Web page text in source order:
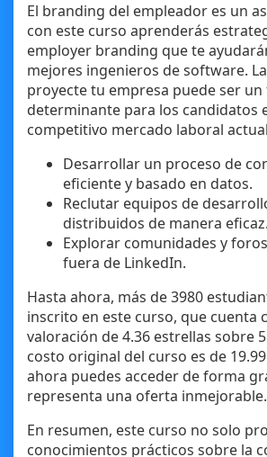
El branding del empleador es un
con este curso aprenderás
employer branding que te
mejores ingenieros de software.
proyecte tu empresa puede ser
determinante para los candidatos
competitivo mercado laboral
Desarrollar un proceso de
eficiente y basado en datos.
Reclutar equipos de
distribuidos de manera eficaz.
Explorar comunidades y
fuera de LinkedIn.
Hasta ahora, más de 3980
inscrito en este curso, que cuenta
valoración de 4.36 estrellas sobre
costo original del curso es de
ahora puedes acceder de forma
representa una oferta inmejorable.
En resumen, este curso no solo
conocimientos prácticos sobre la